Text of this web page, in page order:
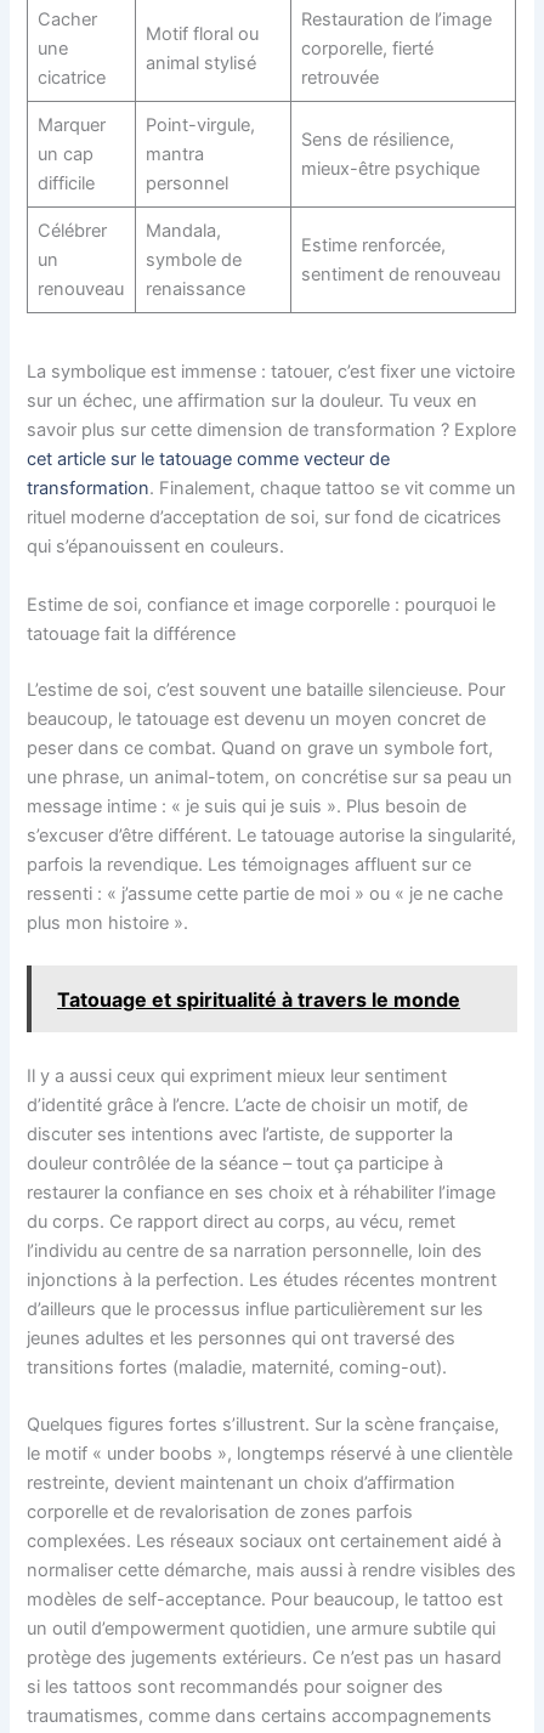
Cacher
une
cicatrice
Motif floral ou
animal stylisé
Restauration de l’image
corporelle, fierté
retrouvée
Marquer
un cap
difficile
Point-virgule,
mantra
personnel
Sens de résilience,
mieux-être psychique
Célébrer
un
renouveau
Mandala,
symbole de
renaissance
Estime renforcée,
sentiment de renouveau
La symbolique est immense : tatouer, c’est fixer une victoire
sur un échec, une affirmation sur la douleur. Tu veux en
savoir plus sur cette dimension de transformation ? Explore
cet article sur le tatouage comme vecteur de
transformation. Finalement, chaque tattoo se vit comme un
rituel moderne d’acceptation de soi, sur fond de cicatrices
qui s’épanouissent en couleurs.
Estime de soi, confiance et image corporelle : pourquoi le
tatouage fait la différence
L’estime de soi, c’est souvent une bataille silencieuse. Pour
beaucoup, le tatouage est devenu un moyen concret de
peser dans ce combat. Quand on grave un symbole fort,
une phrase, un animal-totem, on concrétise sur sa peau un
message intime : « je suis qui je suis ». Plus besoin de
s’excuser d’être différent. Le tatouage autorise la singularité,
parfois la revendique. Les témoignages affluent sur ce
ressenti : « j’assume cette partie de moi » ou « je ne cache
plus mon histoire ».
Tatouage et spiritualité à travers le monde
Il y a aussi ceux qui expriment mieux leur sentiment
d’identité grâce à l’encre. L’acte de choisir un motif, de
discuter ses intentions avec l’artiste, de supporter la
douleur contrôlée de la séance – tout ça participe à
restaurer la confiance en ses choix et à réhabiliter l’image
du corps. Ce rapport direct au corps, au vécu, remet
l’individu au centre de sa narration personnelle, loin des
injonctions à la perfection. Les études récentes montrent
d’ailleurs que le processus influe particulièrement sur les
jeunes adultes et les personnes qui ont traversé des
transitions fortes (maladie, maternité, coming-out).
Quelques figures fortes s’illustrent. Sur la scène française,
le motif « under boobs », longtemps réservé à une clientèle
restreinte, devient maintenant un choix d’affirmation
corporelle et de revalorisation de zones parfois
complexées. Les réseaux sociaux ont certainement aidé à
normaliser cette démarche, mais aussi à rendre visibles des
modèles de self-acceptance. Pour beaucoup, le tattoo est
un outil d’empowerment quotidien, une armure subtile qui
protège des jugements extérieurs. Ce n’est pas un hasard
si les tattoos sont recommandés pour soigner des
traumatismes, comme dans certains accompagnements